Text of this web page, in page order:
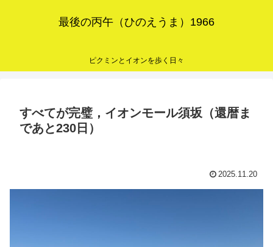
最後の丙午（ひのえうま）1966
ピクミンとイオンを歩く日々
すべてが完璧，イオンモール須坂（還暦ま
であと230日）
2025.11.20